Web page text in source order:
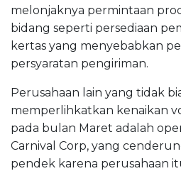
melonjaknya permintaan
bidang seperti persediaan
kertas yang menyebabkan
persyaratan pengiriman.
Perusahaan lain yang tidak
memperlihkatkan kenaikan
pada bulan Maret adalah
Carnival Corp, yang
pendek karena perusahaan